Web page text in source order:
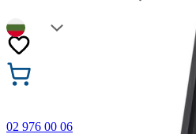
BG
02 976 00 06